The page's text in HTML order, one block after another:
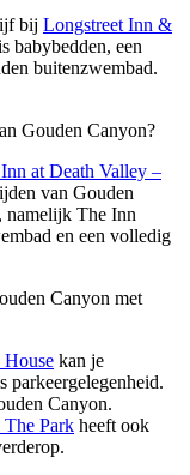
bij Longstreet Inn &
babybedden, een
buitenzwembad.
Gouden Canyon?
at Death Valley –
van Gouden
namelijk The Inn
en een volledig
Canyon met
House kan je
Canyon.
Park heeft ook